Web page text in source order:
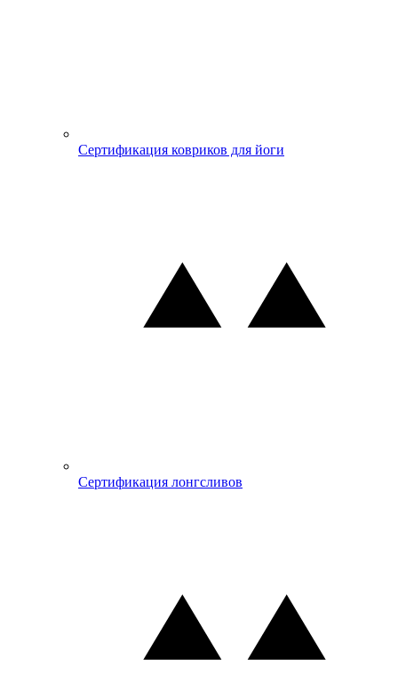
Сертификация ковриков для йоги
Сертификация лонгсливов